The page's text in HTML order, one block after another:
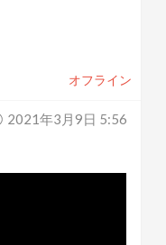
オフライン
2021年3月9日 5:56